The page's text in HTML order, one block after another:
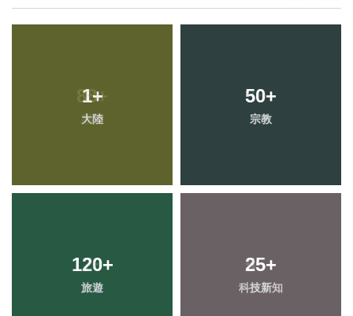
1+
大陸
50+
宗教
120+
旅遊
25+
科技新知